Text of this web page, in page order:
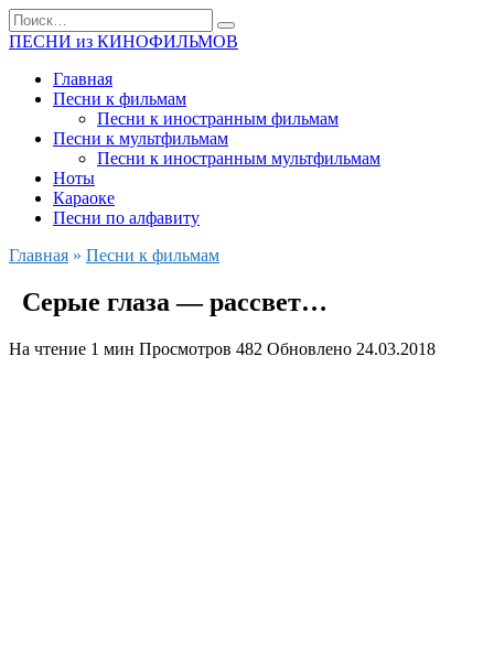
Перейти
к
Search
for:
ПЕСНИ из КИНОФИЛЬМОВ
Главная
Песни к фильмам
Песни к иностранным фильмам
Песни к мультфильмам
Песни к иностранным мультфильмам
Ноты
Караоке
Песни по алфавиту
Главная » Песни к фильмам
Серые глаза — рассвет…
На чтение 1 мин Просмотров 482 Обновлено 24.03.2018